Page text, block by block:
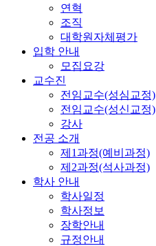
연혁
조직
대학원자체평가
입학 안내
모집요강
교수진
전임교수(성심교정)
전임교수(성신교정)
강사
전공 소개
제1과정(예비과정)
제2과정(석사과정)
학사 안내
학사일정
학사정보
장학안내
규정안내